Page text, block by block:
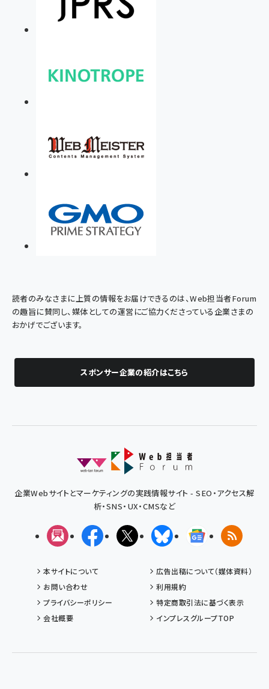
読者のみなさまに上質の情報をお届けできるのは、Web担当者Forum
の趣旨に賛同し、媒体としての運営にご協力くださっている企業さまの
おかげでございます。
スポンサー企業の紹介はこちら
企業Webサイトとマーケティングの実践情報サイト - SEO・アクセス解
析・SNS・UX・CMSなど
メルマガFacebookX(エックス)BlueskyGoogleニュ
RSS
本サイトについて
広告出稿について（媒体資料）
お問い合わせ
利用規約
プライバシーポリシー
特定商取引法に基づく表示
会社概要
インプレスグループTOP